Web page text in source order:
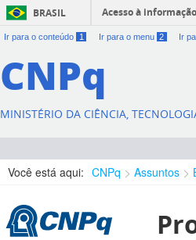
BRASIL Acesso à informação
Ir para o conteúdo 1 Ir para o menu 2 Ir
CNPq
MINISTÉRIO DA CIÊNCIA,
Você está aqui: CNPq Assuntos